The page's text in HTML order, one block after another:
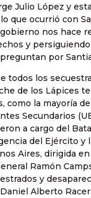
Julio López y
que ocurrió con
nos hace
y persiguiendo
por
todos los
de los Lápices
como la mayoría
Secundarios
a cargo del
del Ejército y
Aires, dirigida
Ramón
y
Alberto